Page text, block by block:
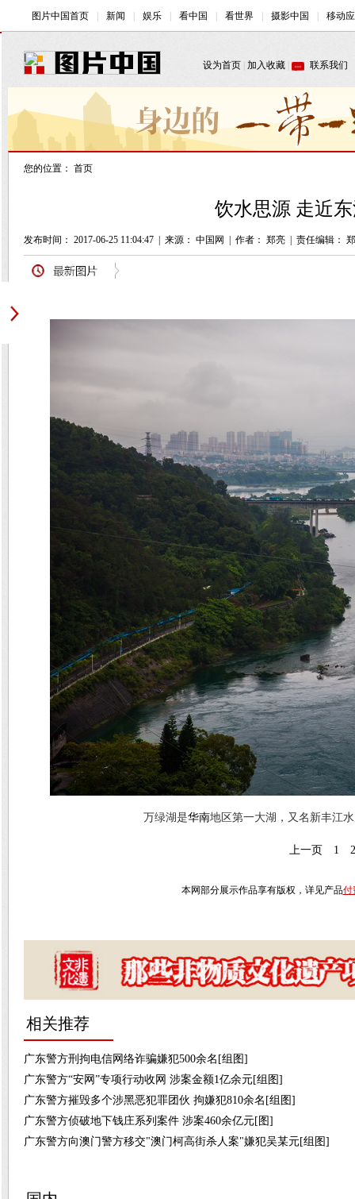
您的位置： 首页
饮水思源 走近
发布时间： 2017-06-25 11:04:47 来源： 中国网 作者： 郑亮 责任编辑：
万绿湖是华南地区第一大湖，又名新丰江
上一页 1 2
本网部分展示作品享有版权，详见产品付
相关推荐
广东警方刑拘电信网络诈骗嫌犯500余名[组图]
广东警方“安网”专项行动收网 涉案金额1亿余元[组图]
广东警方摧毁多个涉黑恶犯罪团伙 拘嫌犯810余名[组图]
广东警方侦破地下钱庄系列案件 涉案460余亿元[图]
广东警方向澳门警方移交"澳门柯高街杀人案"嫌犯吴某元[组图]